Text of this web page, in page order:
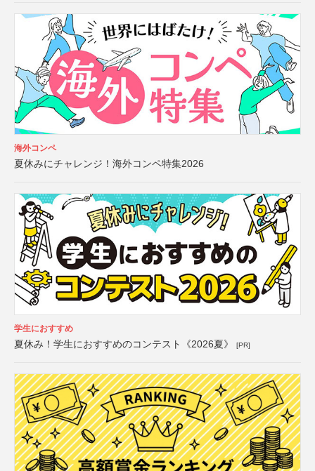
海外コンペ
夏休みにチャレンジ！海外コンペ特集2026
学生におすすめ
夏休み！学生におすすめのコンテスト《2026夏》 [PR]